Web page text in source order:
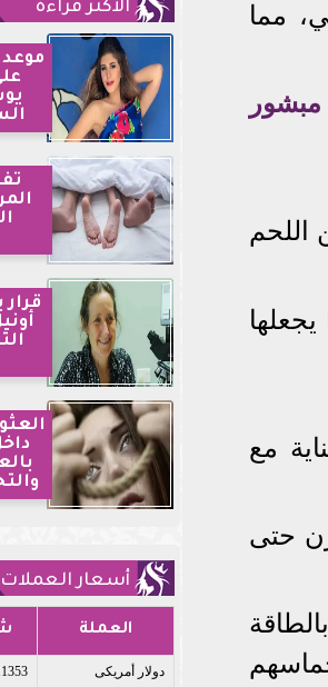
مما
اللحم
مع
حتى
الأكثر قراءةً
قرار
أسعار العملات
العملة
دولار أمريكى